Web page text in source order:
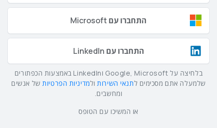
התחברו עם Microsoft
התחברו עם LinkedIn
בלחיצה על Google, Microsoft וLinkedIn באמצעות הכפתורים
שלמעלה אתם מסכימים לתנאי השירותולמדיניות הפרטיותשל אנשים
ומחשבים.
או המשיכו עם הטופס